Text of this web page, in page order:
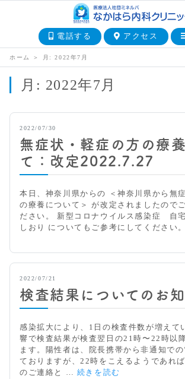
電話する アクセス
ホーム ＞ 月:2022年7月
月: 2022年7月
2022/07/30
無症状・軽症の方の療
て：改定2022.7.27
本日、神奈川県からの ＜神奈川県から無
の療養について＞ が改定されましたので
ださい。 新型コロナウイルス感染症 自
しおり についてもご参考にしてください。
2022/07/21
検査結果についてのお
感染拡大により、1日の検査件数が増えて
響で検査結果が検査翌日の21時〜22時以
ます。陽性者は、院長携帯から非通知で
ておりますが、22時をこえるようであれ
のご連絡と … 続きを読む